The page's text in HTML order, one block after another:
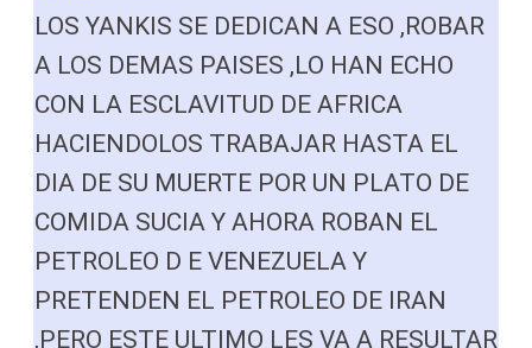
LOS YANKIS SE DEDICAN A ESO ,ROBAR
A LOS DEMAS PAISES ,LO HAN ECHO
CON LA ESCLAVITUD DE AFRICA
HACIENDOLOS TRABAJAR HASTA EL
DIA DE SU MUERTE POR UN PLATO DE
COMIDA SUCIA Y AHORA ROBAN EL
PETROLEO D E VENEZUELA Y
PRETENDEN EL PETROLEO DE IRAN
,PERO ESTE ULTIMO LES VA A RESULTAR